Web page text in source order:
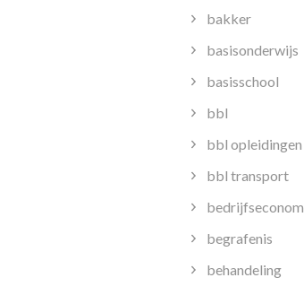
bakker
basisonderwijs
basisschool
bbl
bbl opleidingen
bbl transport
begrafenis
behandeling